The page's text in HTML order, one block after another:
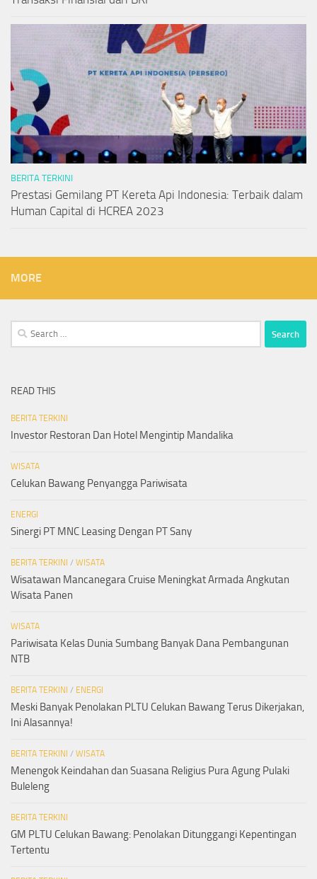
BERITA TERKINI
Prestasi Gemilang PT Kereta Api Indonesia: Terbaik dalam
Human Capital di HCREA 2023
MORE
Search
for:
READ THIS
BERITA TERKINI
Investor Restoran Dan Hotel Mengintip Mandalika
WISATA
Celukan Bawang Penyangga Pariwisata
ENERGI
Sinergi PT MNC Leasing Dengan PT Sany
BERITA TERKINI / WISATA
Wisatawan Mancanegara Cruise Meningkat Armada Angkutan
Wisata Panen
WISATA
Pariwisata Kelas Dunia Sumbang Banyak Dana Pembangunan
NTB
BERITA TERKINI / ENERGI
Meski Banyak Penolakan PLTU Celukan Bawang Terus Dikerjakan,
Ini Alasannya!
BERITA TERKINI / WISATA
Menengok Keindahan dan Suasana Religius Pura Agung Pulaki
Buleleng
BERITA TERKINI
GM PLTU Celukan Bawang: Penolakan Ditunggangi Kepentingan
Tertentu